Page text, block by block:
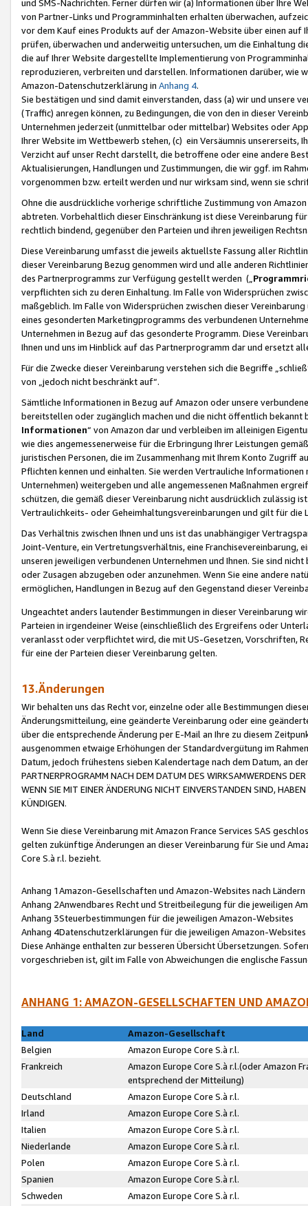
und SMS-Nachrichten. Ferner dürfen wir (a) Informationen über Ihre
von Partner-Links und Programminhalten erhalten überwachen,
vor dem Kauf eines Produkts auf der Amazon-Website über einen
prüfen, überwachen und anderweitig untersuchen, um die Einhaltung
die auf Ihrer Website dargestellte Implementierung von
reproduzieren, verbreiten und darstellen. Informationen darüber, wie
Amazon-Datenschutzerklärung in Anhang 4.
Sie bestätigen und sind damit einverstanden, dass (a) wir und
(Traffic) anregen können, zu Bedingungen, die von den in dieser
Unternehmen jederzeit (unmittelbar oder mittelbar) Websites oder
Ihrer Website im Wettbewerb stehen, (c) ein Versäumnis unsererseits,
Verzicht auf unser Recht darstellt, die betroffene oder eine andere
Aktualisierungen, Handlungen und Zustimmungen, die wir ggf. im
vorgenommen bzw. erteilt werden und nur wirksam sind, wenn sie
Ohne die ausdrückliche vorherige schriftliche Zustimmung von
abtreten. Vorbehaltlich dieser Einschränkung ist diese Vereinbarung
rechtlich bindend, gegenüber den Parteien und ihren jeweiligen
Diese Vereinbarung umfasst die jeweils aktuellste Fassung aller
dieser Vereinbarung Bezug genommen wird und alle anderen
des Partnerprogramms zur Verfügung gestellt werden („
verpflichten sich zu deren Einhaltung. Im Falle von Widersprüchen
maßgeblich. Im Falle von Widersprüchen zwischen dieser
eines gesonderten Marketingprogramms des verbundenen
Unternehmen in Bezug auf das gesonderte Programm. Diese
Ihnen und uns im Hinblick auf das Partnerprogramm dar und ersetzt
Für die Zwecke dieser Vereinbarung verstehen sich die Begriffe
von „jedoch nicht beschränkt auf“.
Sämtliche Informationen in Bezug auf Amazon oder unsere
bereitstellen oder zugänglich machen und die nicht öffentlich
Informationen“ von Amazon dar und verbleiben im alleinigen
wie dies angemessenerweise für die Erbringung Ihrer Leistungen
juristischen Personen, die im Zusammenhang mit Ihrem Konto
Pflichten kennen und einhalten. Sie werden Vertrauliche
Unternehmen) weitergeben und alle angemessenen Maßnahmen
schützen, die gemäß dieser Vereinbarung nicht ausdrücklich zulässig
Vertraulichkeits- oder Geheimhaltungsvereinbarungen und gilt für die
Das Verhältnis zwischen Ihnen und uns ist das unabhängiger
Joint-Venture, ein Vertretungsverhältnis, eine Franchisevereinbarung,
unseren jeweiligen verbundenen Unternehmen und Ihnen. Sie sind
oder Zusagen abzugeben oder anzunehmen. Wenn Sie eine andere
ermöglichen, Handlungen in Bezug auf den Gegenstand dieser
Ungeachtet anders lautender Bestimmungen in dieser Vereinbarung
Parteien in irgendeiner Weise (einschließlich des Ergreifens oder
veranlasst oder verpflichtet wird, die mit US-Gesetzen, Vorschriften,
für eine der Parteien dieser Vereinbarung gelten.
13.Änderungen
Wir behalten uns das Recht vor, einzelne oder alle Bestimmungen
Änderungsmitteilung, eine geänderte Vereinbarung oder eine
über die entsprechende Änderung per E-Mail an Ihre zu diesem
ausgenommen etwaige Erhöhungen der Standardvergütung im
Datum, jedoch frühestens sieben Kalendertage nach dem Datum, an
PARTNERPROGRAMM NACH DEM DATUM DES WIRKSAMWERDENS
WENN SIE MIT EINER ÄNDERUNG NICHT EINVERSTANDEN SIND,
KÜNDIGEN.
Wenn Sie diese Vereinbarung mit Amazon France Services SAS
gelten zukünftige Änderungen an dieser Vereinbarung für Sie und
Core S.à r.l. bezieht.
Anhang 1Amazon-Gesellschaften und Amazon-Websites nach Ländern
Anhang 2Anwendbares Recht und Streitbeilegung für die jeweiligen
Anhang 3Steuerbestimmungen für die jeweiligen Amazon-Websites
Anhang 4Datenschutzerklärungen für die jeweiligen Amazon-Websites
Diese Anhänge enthalten zur besseren Übersicht Übersetzungen.
vorgeschrieben ist, gilt im Falle von Abweichungen die englische
ANHANG 1: AMAZON-GESELLSCHAFTEN UND
Land
Amazon-Gesellschaft
Belgien
Amazon Europe Core S.à r.l.
Frankreich
Amazon Europe Core S.à r.l.(oder Amazon
entsprechend der Mitteilung)
Deutschland
Amazon Europe Core S.à r.l.
Irland
Amazon Europe Core S.à r.l.
Italien
Amazon Europe Core S.à r.l.
Niederlande
Amazon Europe Core S.à r.l.
Polen
Amazon Europe Core S.à r.l.
Spanien
Amazon Europe Core S.à r.l.
Schweden
Amazon Europe Core S.à r.l.